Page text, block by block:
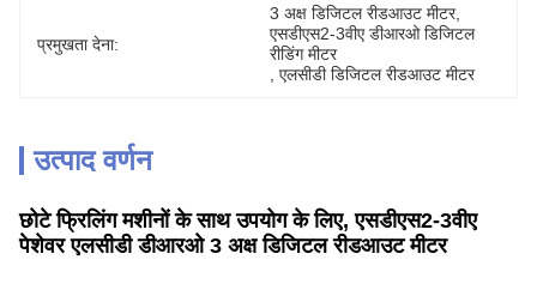
प्रमुखता देना:
3 अक्ष डिजिटल रीडआउट मीटर,
एसडीएस2-3वीए डीआरओ डिजिटल
रीडिंग मीटर
एलसीडी डिजिटल रीडआउट मीटर
उत्पाद वर्णन
छोटे फ्रिलिंग मशीनों के साथ उपयोग के लिए, एसडीएस2-3वीए
पेशेवर एलसीडी डीआरओ 3 अक्ष डिजिटल रीडआउट मीटर